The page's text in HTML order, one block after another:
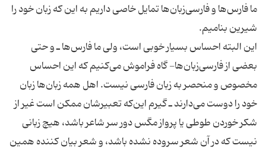
ما فارس‌ها و فارسی‌زبان‌ها تمایل خاصی داریم به ‌این که زبان خود را
این البته احساس بسیار خوبی است، ولی ما فارس‌ها ـ و حتی
بعضی از فارسی‌زبان‌ها- گاه فراموش می‌کنیم که این احساس
مخصوص و منحصر به زبان فارسی نیست. اهل همه زبان‌ها زبان
خود را دوست می‌دارند ـ گیرم این‌که تعبیرشان ممکن است غیر از
شکر خوردن طوطی یا پرواز مگس دور سر شاعر باشد، هیچ زبانی
نیست که در آن شعر سروده نشده باشد، و شعر بیان کننده همین